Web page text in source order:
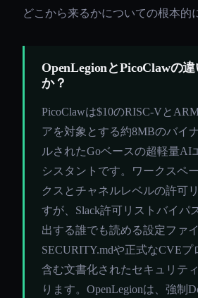
どこから来るかについての根本的
OpenLegionとPicoClawの
か？
PicoClawは$10のRISC-Vと
アを対象とする約8MBのバイ
ルされたGoベースの超軽量AI
シスタントです。ワークスペ
クスとチャネルレベルの許可
すが、Slack許可リストバイパ
出する誰でも読める設定ファイ
SECURITY.mdや正式なCVEプ
含む文書化されたセキュリテ
ります。OpenLegionは、強制